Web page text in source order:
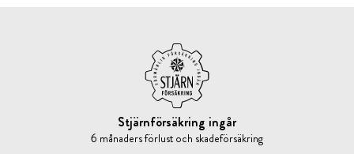
Stjärnförsäkring ingår
6 månaders förlust och skadeförsäkring